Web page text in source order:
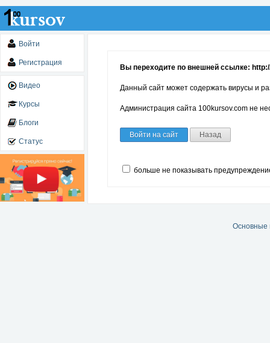
Войти
Регистрация
Видео
Курсы
Блоги
Статус
Вы переходите по внешней ссылке:
Данный сайт может содержать вирусы и
Администрация сайта 100kursov.com не
Войти на сайт Назад
больше не показывать
Основные